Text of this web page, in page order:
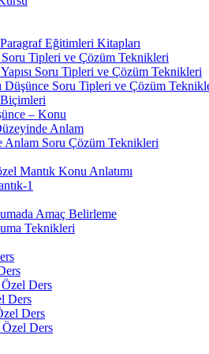
Eğitimleri Kitapları
Soru Tipleri ve Çözüm Teknikleri
Soru Tipleri ve Çözüm Teknikleri
Düşünce Soru Tipleri ve Çözüm
– Konu
Anlam
Anlam Soru Çözüm Teknikleri
Mantık Konu Anlatımı
1
Amaç Belirleme
Teknikleri
Ders
Ders
Ders
Özel Ders